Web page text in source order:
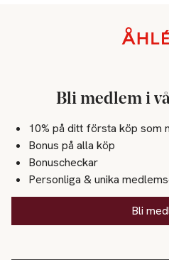
Bli medlem i
10% på ditt första köp som
Bonus på alla köp
Bonuscheckar
Personliga & unika
Bli